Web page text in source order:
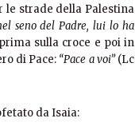
le strade della Palestina
seno del Padre, lui lo ha
sulla croce e poi in
di Pace: “Pace a voi”(Lc
da Isaia: